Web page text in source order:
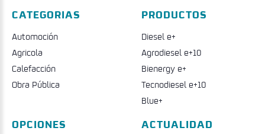
CATEGORIAS
Automoción
Agricola
Calefacción
Obra Pública
PRODUCTOS
Diesel e+
Agrodiesel e+10
Bienergy e+
Tecnodiesel e+10
Blue+
OPCIONES ACTUALIDAD